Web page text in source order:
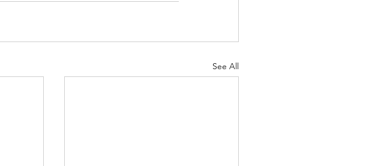
See All